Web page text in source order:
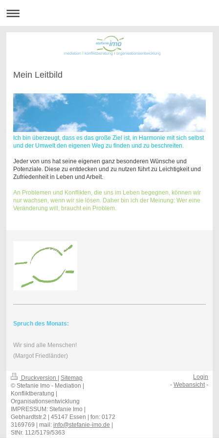
Mein Leitbild
Ich bin überzeugt, dass es das große Ziel ist, in Harmonie mit sich selbst
und der Umwelt den eigenen Weg zu finden und zu beschreiten.
Jeder von uns hat seine eigenen ganz besonderen Wünsche und
Potenziale. Diese zu entdecken und zu nutzen führt zu Leichtigkeit und
Zufriedenheit in Leben und Arbeit.
An Problemen und Konflikten, die uns im Leben begegnen, können wir
nur wachsen, wenn wir sie lösen. Daher bin ich der Meinung: Wer eine
Veränderung will, braucht ein Problem.
Spruch des Monats:
Wir sind alle Menschen!
(Margot Friedländer)
Druckversion
Sitemap
© Stefanie Imo - Mediation |
Konfliktberatung |
Organisationsentwicklung
IMPRESSUM: Stefanie Imo |
Gebhardtstr.2 | 45147 Essen | fon: 0172
3169769 | mail: info@stefanie-imo.de
StNr. 112/5179/5363
Login
-Webansicht-